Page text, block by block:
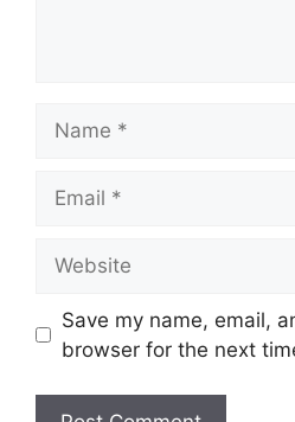
Save my name, email,
browser for the next